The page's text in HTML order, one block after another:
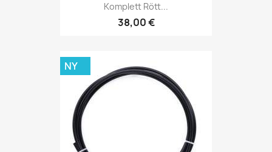
Komplett Rött...
38,00 €
NY